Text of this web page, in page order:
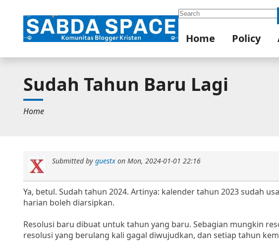
Search
Home Policy
Sudah Tahun Baru Lagi
Home
Submitted by guestx on Mon, 2024-01-01 22:16
Ya, betul. Sudah tahun 2024. Artinya: kalender tahun 2023 sudah
harian boleh diarsipkan.
Resolusi baru dibuat untuk tahun yang baru. Sebagian mungkin
resolusi yang berulang kali gagal diwujudkan, dan setiap tahun